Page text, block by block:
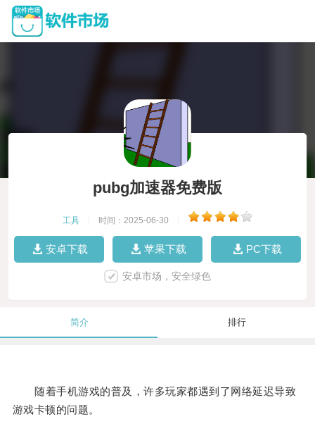
pubg加速器免费版
工具 时间：2025-06-30
安卓下载 苹果下载 PC下载
安卓市场，安全绿色
简介 排行
随着手机游戏的普及，许多玩家都遇到了网络延迟导致
游戏卡顿的问题。